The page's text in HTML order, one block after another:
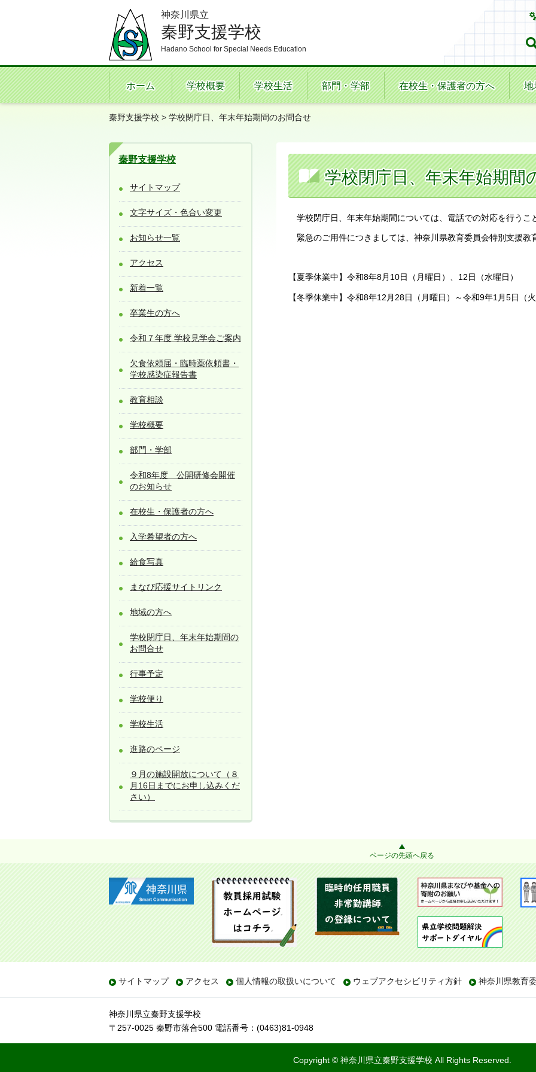
神奈川県立
秦野支援学校
Hadano School for Special Needs Education
ホーム 学校概要 学校生活 部門・学部 在校生・保護者の方へ 地
秦野支援学校 > 学校閉庁日、年末年始期間のお問合せ
秦野支援学校
サイトマップ
文字サイズ・色合い変更
お知らせ一覧
アクセス
新着一覧
卒業生の方へ
令和７年度 学校見学会ご案内
欠食依頼届・臨時薬依頼書・
学校感染症報告書
教育相談
学校概要
部門・学部
令和8年度 公開研修会開催
のお知らせ
在校生・保護者の方へ
入学希望者の方へ
給食写真
まなび応援サイトリンク
地域の方へ
学校閉庁日、年末年始期間の
お問合せ
行事予定
学校便り
学校生活
進路のページ
９月の施設開放について（８
月16日までにお申し込みくだ
さい）
学校閉庁日、年末年始期間
学校閉庁日、年末年始期間については、電話での対応を行うこ
緊急のご用件につきましては、神奈川県教育委員会特別支援教
【夏季休業中】令和8年8月10日（月曜日）、12日（水曜日）
【冬季休業中】令和8年12月28日（月曜日）～令和9年1月5日（
ページの先頭へ戻る
サイトマップ アクセス 個人情報の取扱いについて ウェブアクセシビリティ方針 神奈川県教育
神奈川県立秦野支援学校
〒257-0025 秦野市落合500 電話番号：(0463)81-0948
Copyright © 神奈川県立秦野支援学校 All Rights Reserved.